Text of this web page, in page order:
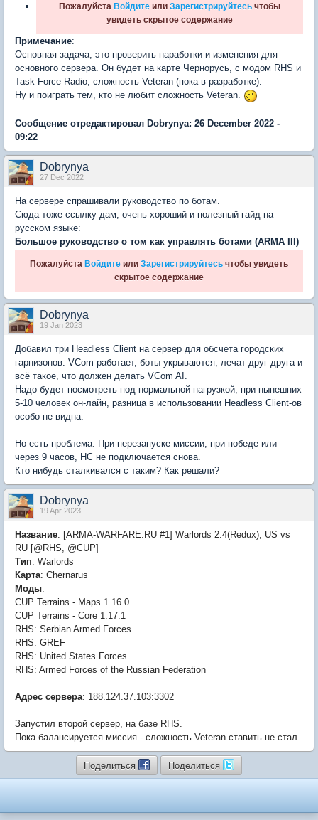
Пожалуйста Войдите или Зарегистрируйтесь чтобы
увидеть скрытое содержание
Примечание:
Основная задача, это проверить наработки и изменения для
основного сервера. Он будет на карте Чернорусь, с модом RHS и
Task Force Radio, сложность Veteran (пока в разработке).
Ну и поиграть тем, кто не любит сложность Veteran.
Сообщение отредактировал Dobrynya: 26 December 2022 -
09:22
Dobrynya
27 Dec 2022
На сервере спрашивали руководство по ботам.
Сюда тоже ссылку дам, очень хороший и полезный гайд на
русском языке:
Большое руководство о том как управлять ботами (ARMA III)
Пожалуйста Войдите или Зарегистрируйтесь чтобы увидеть
скрытое содержание
Dobrynya
19 Jan 2023
Добавил три Headless Client на сервер для обсчета городских
гарнизонов. VCom работает, боты укрываются, лечат друг друга и
всё такое, что должен делать VCom AI.
Надо будет посмотреть под нормальной нагрузкой, при нынешних
5-10 человек он-лайн, разница в использовании Headless Client-ов
особо не видна.
Но есть проблема. При перезапуске миссии, при победе или
через 9 часов, HC не подключается снова.
Кто нибудь сталкивался с таким? Как решали?
Dobrynya
19 Apr 2023
Название: [ARMA-WARFARE.RU #1] Warlords 2.4(Redux), US vs
RU [@RHS, @CUP]
Тип: Warlords
Карта: Chernarus
Моды:
CUP Terrains - Maps 1.16.0
CUP Terrains - Core 1.17.1
RHS: Serbian Armed Forces
RHS: GREF
RHS: United States Forces
RHS: Armed Forces of the Russian Federation
Адрес сервера: 188.124.37.103:3302
Запустил второй сервер, на базе RHS.
Пока балансируется миссия - сложность Veteran ставить не стал.
Поделиться Поделиться